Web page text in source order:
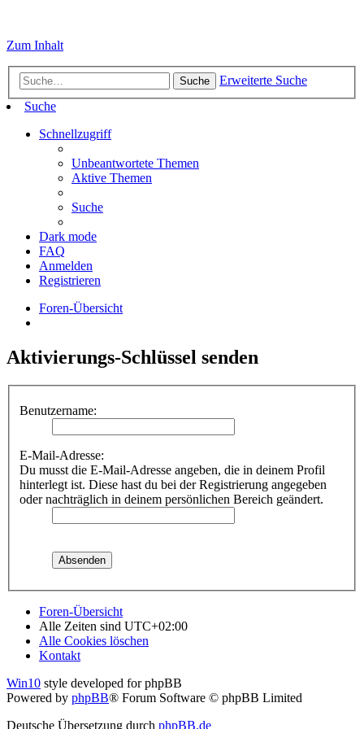
Zum Inhalt
Suche
Erweiterte Suche
Suche
Schnellzugriff
Unbeantwortete Themen
Aktive Themen
Suche
Dark mode
FAQ
Anmelden
Registrieren
Foren-Übersicht
Aktivierungs-Schlüssel senden
Benutzername:
E-Mail-Adresse:
Du musst die E-Mail-Adresse angeben, die in deinem Profil
hinterlegt ist. Diese hast du bei der Registrierung angegeben
oder nachträglich in deinem persönlichen Bereich geändert.
Foren-Übersicht
Alle Zeiten sind UTC+02:00
Alle Cookies löschen
Kontakt
Win10 style developed for phpBB
Powered by phpBB® Forum Software © phpBB Limited
Deutsche Übersetzung durch phpBB.de